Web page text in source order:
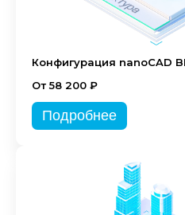
Конфигурация nanoCAD
От 58 200 ₽
Подробнее